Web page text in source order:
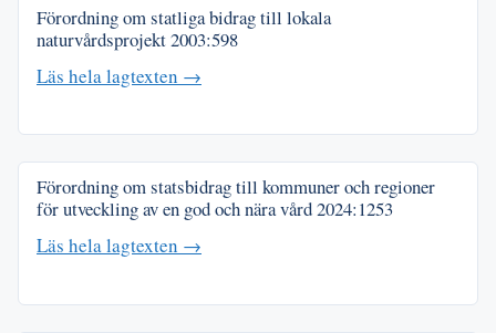
Förordning om statliga bidrag till lokala
naturvårdsprojekt2003:598
Läs hela lagtexten →
Förordning om statsbidrag till kommuner och regioner
för utveckling av en god och nära vård2024:1253
Läs hela lagtexten →